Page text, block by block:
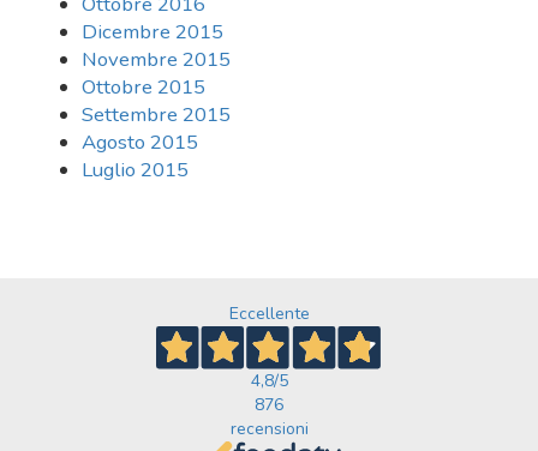
Dicembre 2015
Novembre 2015
Ottobre 2015
Settembre 2015
Agosto 2015
Luglio 2015
Eccellente
4,8/5
876
recensioni